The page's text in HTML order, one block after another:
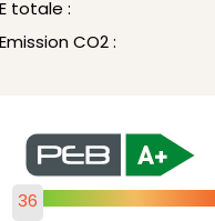
E totale :
Emission CO2 :
36